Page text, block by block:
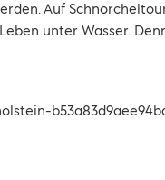
Auf
unter Wasser.